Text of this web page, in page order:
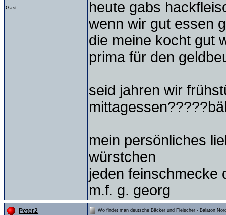
Gast
heute gabs
wenn wir gut essen
die meine kocht gut
prima für den
seid jahren wir
mein persönliches
würstchen
jeden feinschmecke
m.f. g. georg
Peter2 Wo findet man deutsche Bäcker und Fleischer - Balaton